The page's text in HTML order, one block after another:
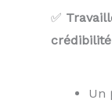
✅
crédibilité
Un